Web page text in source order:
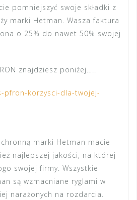
pomniejszyć swoje składki z
marki Hetman. Wasza faktura
o 25% do nawet 50% swojej
znajdziesz poniżej…..
pfron-korzysci-dla-twojej-
marki Hetman macie
najlepszej jakości, na której
swojej firmy. Wszystkie
są wzmacniane ryglami w
narażonych na rozdarcia.